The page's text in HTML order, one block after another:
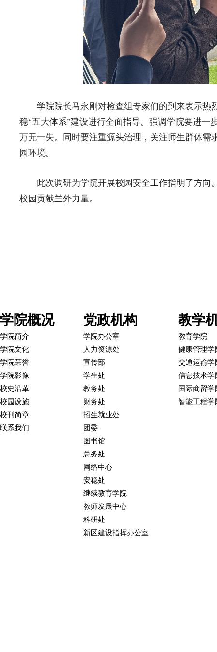
学院院长马永刚对检查组专家们的到来表示
稳“五大体系”建设进行全面指导。强调学院要进
万无一失。同时要注重源头治理，关注师生群体
园环境。
此次调研为学院开展校园安全工作指明了方
校园贡献兰外力量。
学院概况
学院简介
学院文化
学院荣誉
学院影像
校史沿革
校园设施
校刊简章
联系我们
党政机构
学院办公室
人力资源处
宣传部
学生处
教务处
财务处
招生就业处
团委
图书馆
总务处
网络中心
安稳处
继续教育学院
教师发展中心
科研处
新区建设指挥办公室
教学
教育学院
健康管理学
交通运输学
信息技术学
国际商贸学
智能工程学